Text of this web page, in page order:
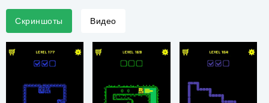
Скриншоты Видео